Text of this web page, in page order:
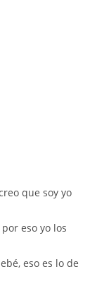
que soy yo
eso yo los
eso es lo de